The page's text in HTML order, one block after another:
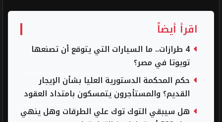
اقرأ أيضاً
4 طرازات.. ما السيارات التي يتوقع أن تصنعها
تويوتا في مصر؟
حكم المحكمة الدستورية العليا بشأن الإيجار
القديم؟ والمستأجرون يتمسكون بامتداد العقود
هل سيبقي التوك توك علي الطرقات وهل ينهي